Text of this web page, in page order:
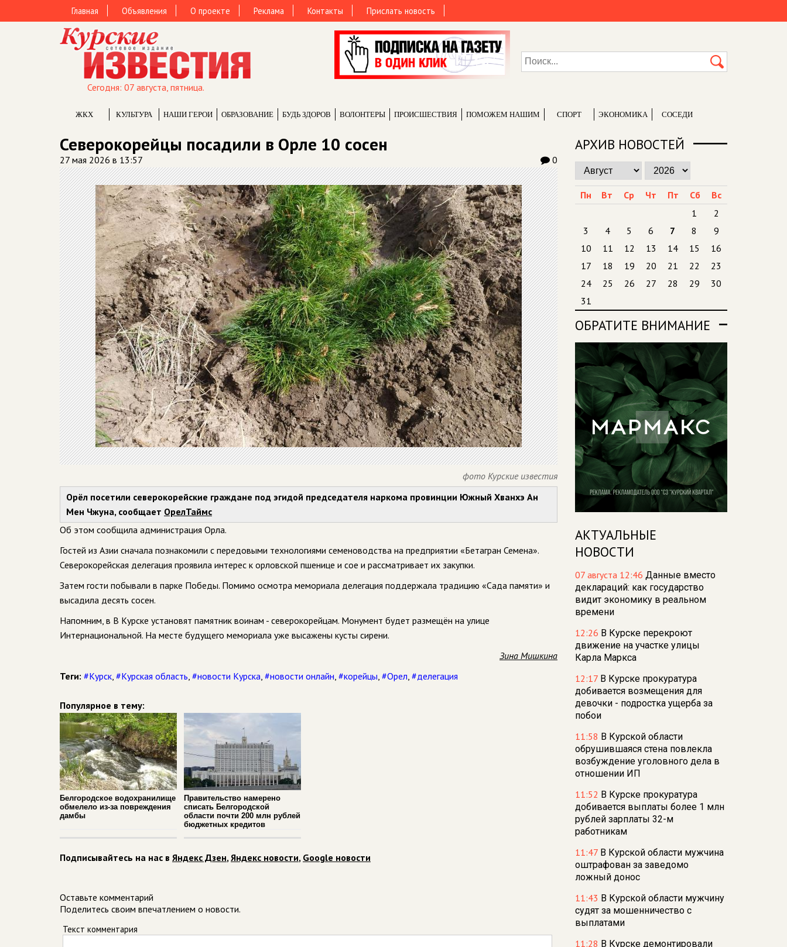
Главная Объявления О проекте Реклама Контакты Прислать новость
Сегодня: 07 августа, пятница.
ЖКХ КУЛЬТУРА НАШИ ГЕРОИ ОБРАЗОВАНИЕ БУДЬ ЗДОРОВ ВОЛОНТЕРЫ ПРОИCШЕСТВИЯ ПОМОЖЕМ НАШИМ СПОРТ ЭКОНОМИКА СОСЕДИ
Северокорейцы посадили в Орле 10 сосен
27 мая 2026 в 13:57 0
фото Курские известия
Орёл посетили северокорейские граждане под эгидой председателя наркома провинции Южный Хванхэ Ан
Мен Чжуна, сообщает ОрелТаймс
Об этом сообщила администрация Орла.
Гостей из Азии сначала познакомили с передовыми технологиями семеноводства на предприятии «Бетагран Семена».
Северокорейская делегация проявила интерес к орловской пшенице и сое и рассматривает их закупки.
Затем гости побывали в парке Победы. Помимо осмотра мемориала делегация поддержала традицию «Сада памяти» и
высадила десять сосен.
Напомним, в В Курске установят памятник воинам - северокорейцам. Монумент будет размещён на улице
Интернациональной. На месте будущего мемориала уже высажены кусты сирени.
Зина Мишкина
Теги: #Курск, #Курская область, #новости Курска, #новости онлайн, #корейцы, #Орел, #делегация
Популярное в тему:
Белгородское водохранилище
обмелело из-за повреждения
дамбы
Правительство намерено
списать Белгородской
области почти 200 млн рублей
бюджетных кредитов
Подписывайтесь на нас в Яндекс Дзен,Яндекс новости, Google новости
Оставьте комментарий
Поделитесь своим впечатлением о новости.
Текст комментария
АРХИВ НОВОСТЕЙ
Пн Вт Ср Чт Пт Сб
Вс
1
2
3
4 5 6 7 8
9
10
11 12 13 14 15
16
17
18 19 20 21 22
23
24
25 26 27 28 29
30
31
ОБРАТИТЕ ВНИМАНИЕ
АКТУАЛЬНЫЕ
НОВОСТИ
07 августа 12:46 Данные вместо
деклараций: как государство
видит экономику в реальном
времени
12:26 В Курске перекроют
движение на участке улицы
Карла Маркса
12:17 В Курске прокуратура
добивается возмещения для
девочки - подростка ущерба за
побои
11:58 В Курской области
обрушившаяся стена повлекла
возбуждение уголовного дела в
отношении ИП
11:52 В Курске прокуратура
добивается выплаты более 1 млн
рублей зарплаты 32-м
работникам
11:47 В Курской области мужчина
оштрафован за заведомо
ложный донос
11:43 В Курской области мужчину
судят за мошенничество с
выплатами
11:28 В Курске демонтировали